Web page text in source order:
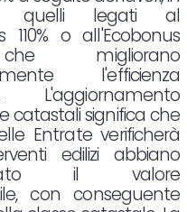
quelli legati al
110% o all'Ecobonus
migliorano
l'efficienza
L'aggiornamento
catastali significa che
Entrate verificherà
edilizi abbiano
il valore
con conseguente